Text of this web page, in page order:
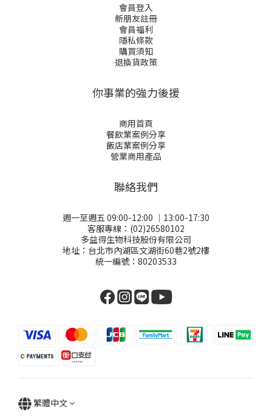
會員登入
新朋友註冊
會員福利
隱私條款
購買須知
退換貨政策
你事業的強力後援
商用首頁
餐飲業案例分享
飯店業案例分享
營業商用產品
聯絡我們
週一至週五 09:00-12:00 │13:00-17:30
客服專線：(02)26580102
多益得生物科技股份有限公司
地址：台北市內湖區文湖街60巷2號2樓
統一編號：80203533
繁體中文